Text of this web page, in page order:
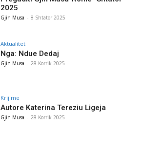
2025
Gjin Musa - 8 Shtator 2025
Aktualitet
Nga: Ndue Dedaj
Gjin Musa - 28 Korrik 2025
Krijime
Autore Katerina Tereziu Ligeja
Gjin Musa - 28 Korrik 2025